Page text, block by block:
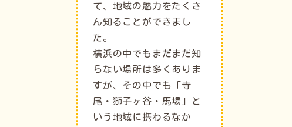
て、地域の魅力をたくさ
ん知ることができまし
た。
横浜の中でもまだまだ知
らない場所は多くありま
すが、その中でも「寺
尾・獅子ヶ谷・馬場」と
いう地域に携わるなか